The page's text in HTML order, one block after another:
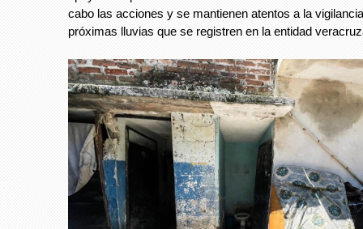
cabo las acciones y se mantienen atentos a la
próximas lluvias que se registren en la entidad